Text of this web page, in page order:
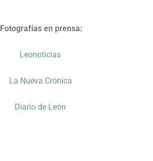
Fotografías en prensa:
Leonoticias
La Nueva Crónica
Diario de León